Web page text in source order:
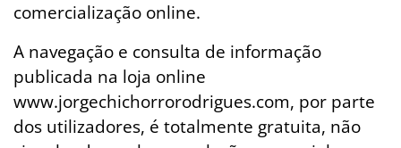
comercialização online.
A navegação e consulta de informação
publicada na loja online
www.jorgechichorrorodrigues.com, por parte
dos utilizadores, é totalmente gratuita, não